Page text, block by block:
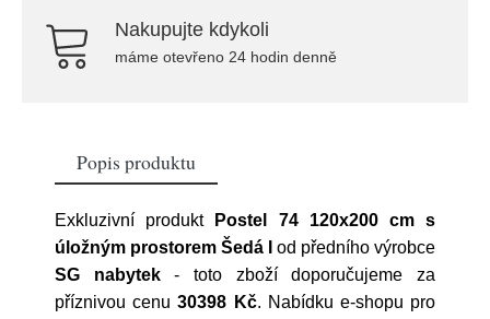
Nakupujte kdykoli
máme otevřeno 24 hodin denně
Popis produktu
Exkluzivní produkt
Postel 74 120x200 cm s
úložným prostorem Šedá I
od předního výrobce
SG nabytek- toto zboží doporučujeme za
příznivou cenu30398 Kč. Nabídku e-shopu pro